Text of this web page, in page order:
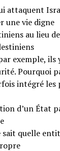
attaquent
une vie digne
au lieu
exemple,
Pourquoi
intégré les
d’un État
sait quelle